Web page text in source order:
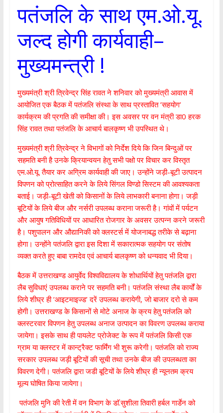
पतंजलि के साथ एम.ओ.यू.
जल्द होगी कार्यवाही–
मुख्यमन्त्री !
मुख्यमंत्री श्री त्रिवेन्द्र सिंह रावत ने शनिवार को मुख्यमंत्री आवास में
आयोजित एक बैठक में पतंजलि संस्था के साथ प्रस्तावित ’सहयोग’
कार्यक्रम की प्रगति की समीक्षा की। इस अवसर पर वन मंत्री डा0 हरक
सिंह रावत तथा पतंजलि के आचार्य बालकृष्ण भी उपस्थित थे।
मुख्यमंत्री श्री त्रिवेन्द्र ने विभागों को निर्देश दिये कि जिन बिन्दुओं पर
सहमति बनी है उनके क्रियान्वयन हेतु सभी पक्षो पर विचार कर विस्तृत
एम.ओ.यू. तैयार कर अग्रिम कार्यवाही की जाए। उन्होंने जड़ी-बूटी उत्पादन
विपणन को प्रोत्साहित करने के लिये सिंगल विण्डो सिस्टम की आवश्यकता
बताई। जड़ी-बूटी खेती को किसानों के लिये लाभकारी बनाना होगा। जड़ी
बूटियों के लिये बीज और नर्सरी उपलब्ध कराना जरूरी है। गांवों में पर्यटन
और आयुष गतिविधियों पर आधारित रोजगार के अवसर उत्पन्न करने जरूरी
है। पशुपालन और औद्यानिकी को क्लस्टर्स में योजनाबद्ध तरीके से बढ़ाना
होगा। उन्होंने पतंजलि द्वारा इस दिशा में सकारात्मक सहयोग पर संतोष
व्यक्त करते हुए बाबा रामदेव एवं आचार्य बालकृष्ण को धन्यवाद भी दिया।
बैठक में उत्तराखण्ड आयुर्वेद विश्वविद्यालय के शोधार्थियों हेतु पतंजलि द्वारा
लैब सुविधाएं उपलब्ध कराने पर सहमति बनी। पतंजलि संस्था लैब कार्यों के
लिये शीघ्र ही ’आइटमाइज्ड’ दरें उपलब्ध करायेगी, जो बाजार दरो से कम
होगी। उत्तराखण्ड के किसानों से मोटे अनाज के क्रय हेतु पतंजलि को
क्लस्टरवार विपणन हेतु उपलब्ध अनाज उत्पादन का विवरण उपलब्ध कराया
जायेगा। इसके साथ ही पायलेट प्रोजेक्ट के रूप में पतंजलि किसी एक
ग्राम या क्लस्टर में कान्ट्रैक्ट फार्मिंग भी शुरू करेगी। पतंजलि को राज्य
सरकार उपलब्ध जड़ी बूटियों की सूची तथा उनके बीज की उपलब्धता का
विवरण देगी। पतंजलि द्वारा जडी बूटियों के लिये शीघ्र ही न्यूनतम क्रय
मूल्य घोषित किया जायेगा।
पतंजलि मुनि की रेती में वन विभाग के डाॅ.सुशीला तिवारी हर्बल गार्डेन को